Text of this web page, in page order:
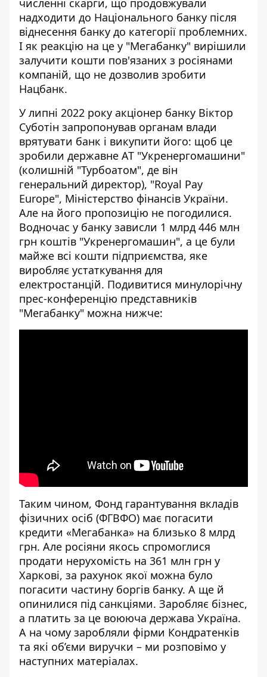
численні скарги, що продовжували
надходити до Національного банку після
віднесення банку до категорії проблемних.
І як реакцію на це у "Мегабанку" вирішили
залучити кошти пов'язаних з росіянами
компаній, що не дозволив зробити
Нацбанк.
У липні 2022 року акціонер банку Віктор
Суботін запропонував органам влади
врятувати банк і викупити його: щоб це
зробили державне АТ "Укренергомашини"
(колишній "Турбоатом", де він
генеральний директор), "Royal Pay
Europe", Міністерство фінансів України.
Але на його пропозицію не погодилися.
Водночас у банку зависли 1 млрд 446 млн
грн коштів "Укренергомашин", а це були
майже всі кошти підприємства, яке
виробляє устаткування для
електростанцій. Подивитися минулорічну
прес-конференцію представників
"Мегабанку" можна нижче:
Таким чином, Фонд гарантування вкладів
фізичних осіб (ФГВФО) має погасити
кредити «Мегабанка» на близько 8 млрд
грн. Але росіяни якось спромоглися
продати нерухомість на 361 млн грн у
Харкові, за рахунок якої можна було
погасити частину боргів банку. А ще й
опинилися під санкціями. Заробляє бізнес,
а платить за це воююча держава Україна.
А на чому заробляли фірми Кондратенків
та які об’єми виручки – ми розповімо у
наступних матеріалах.